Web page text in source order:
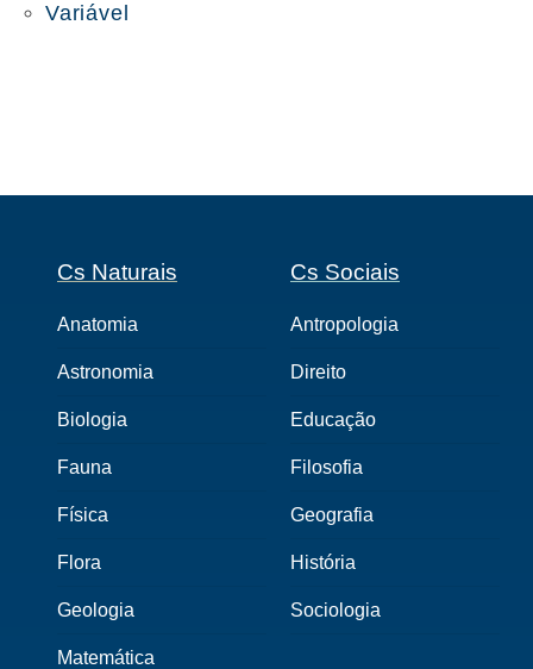
Variável
Cs Naturais
Anatomia
Astronomia
Biologia
Fauna
Física
Flora
Geologia
Matemática
Cs Sociais
Antropologia
Direito
Educação
Filosofia
Geografia
História
Sociologia